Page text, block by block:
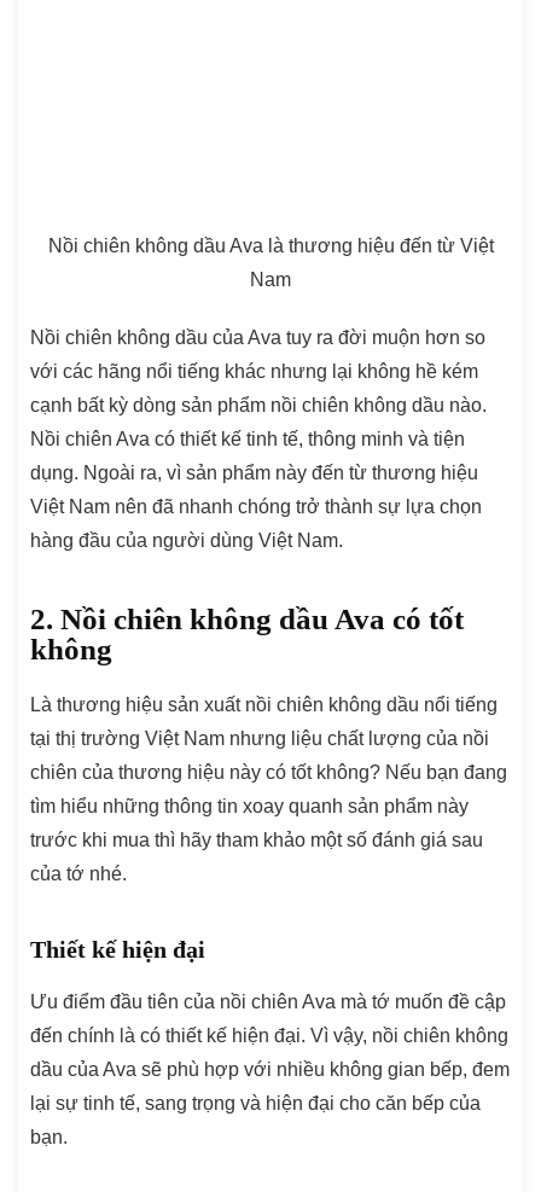
Nồi chiên không dầu Ava là thương hiệu đến từ Việt
Nam
Nồi chiên không dầu của Ava tuy ra đời muộn hơn so
với các hãng nổi tiếng khác nhưng lại không hề kém
cạnh bất kỳ dòng sản phẩm nồi chiên không dầu nào.
Nồi chiên Ava có thiết kế tinh tế, thông minh và tiện
dụng. Ngoài ra, vì sản phẩm này đến từ thương hiệu
Việt Nam nên đã nhanh chóng trở thành sự lựa chọn
hàng đầu của người dùng Việt Nam.
2. Nồi chiên không dầu Ava có tốt
không
Là thương hiệu sản xuất nồi chiên không dầu nổi tiếng
tại thị trường Việt Nam nhưng liệu chất lượng của nồi
chiên của thương hiệu này có tốt không? Nếu bạn đang
tìm hiểu những thông tin xoay quanh sản phẩm này
trước khi mua thì hãy tham khảo một số đánh giá sau
của tớ nhé.
Thiết kế hiện đại
Ưu điểm đầu tiên của nồi chiên Ava mà tớ muốn đề cập
đến chính là có thiết kế hiện đại. Vì vậy, nồi chiên không
dầu của Ava sẽ phù hợp với nhiều không gian bếp, đem
lại sự tinh tế, sang trọng và hiện đại cho căn bếp của
bạn.